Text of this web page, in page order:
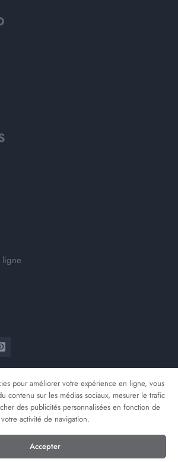
pour améliorer votre expérience en ligne, vous
contenu sur les médias sociaux, mesurer le trafic
des publicités personnalisées en fonction de
votre activité de navigation.
Accepter